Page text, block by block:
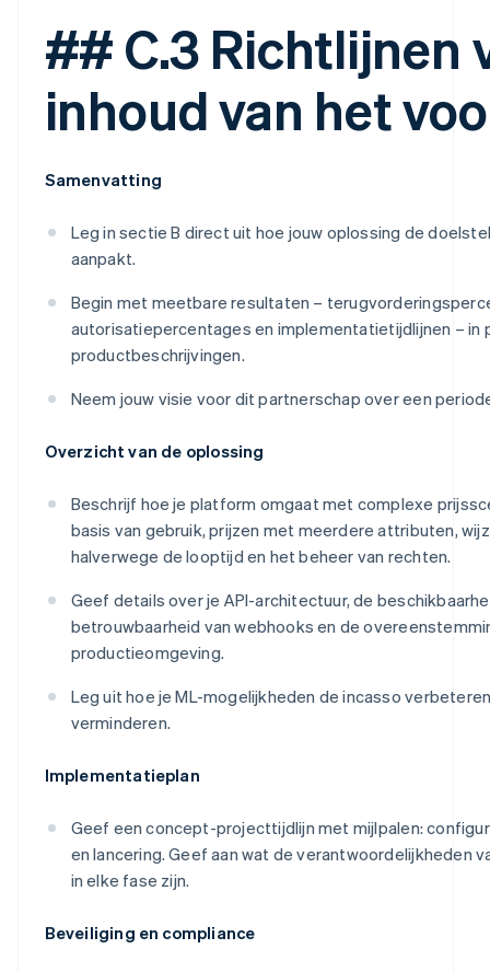
## C.3 Richtlijnen
inhoud van het
Samenvatting
Leg in sectie B direct uit hoe jouw oplossing de
aanpakt.
Begin met meetbare resultaten –
autorisatiepercentages en implementatietijdlijnen – in
productbeschrijvingen.
Neem jouw visie voor dit partnerschap over een
Overzicht van de oplossing
Beschrijf hoe je platform omgaat met complexe
basis van gebruik, prijzen met meerdere attributen,
halverwege de looptijd en het beheer van rechten.
Geef details over je API-architectuur, de
betrouwbaarheid van webhooks en de
productieomgeving.
Leg uit hoe je ML-mogelijkheden de incasso
verminderen.
Implementatieplan
Geef een concept-projecttijdlijn met mijlpalen:
en lancering. Geef aan wat de verantwoordelijkheden
in elke fase zijn.
Beveiliging en compliance